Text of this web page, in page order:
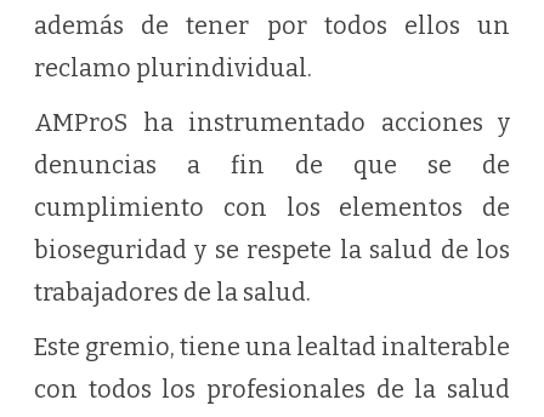
además de tener por todos ellos un
reclamo plurindividual.
AMProS ha instrumentado acciones y
denuncias a fin de que se de
cumplimiento con los elementos de
bioseguridad y se respete la salud de los
trabajadores de la salud.
Este gremio, tiene una lealtad inalterable
con todos los profesionales de la salud